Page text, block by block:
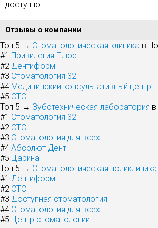
доступно
Отзывы о компании
Топ 5 → Стоматологическая клиника в
#1 Привилегия Плюс
#2 Дентиформ
#3 Стоматология 32
#4 Медицинский консультативный центр
#5 СТС
Топ 5 → Зуботехническая лаборатория
#1 Стоматология 32
#2 СТС
#3 Стоматология для всех
#4 Абсолют Дент
#5 Царина
Топ 5 → Стоматологическая поликлиника
#1 Дентиформ
#2 СТС
#3 Доступная стоматология
#4 Стоматология для всех
#5 Центр стоматологии